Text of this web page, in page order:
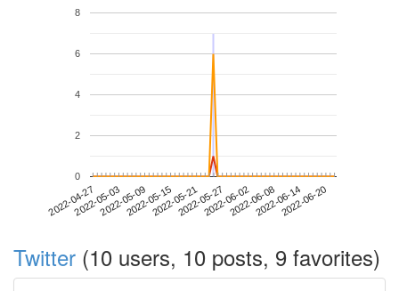
2022-04-272022-05-032022-05-092022-05-152022-05-212022-05-272022-06-022022-06-082022-06-142022-06-20
0
2
4
6
8
Twitter (10 users, 10 posts, 9 favorites)